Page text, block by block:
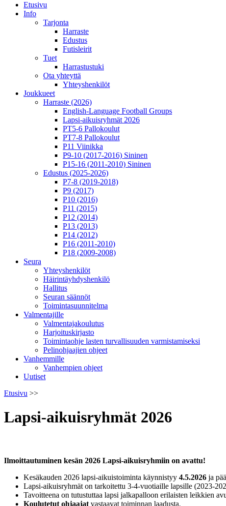
Etusivu
Info
Tarjonta
Harraste
Edustus
Futisleirit
Tuet
Harrastustuki
Ota yhteyttä
Yhteyshenkilöt
Joukkueet
Harraste (2026)
English‑Language Football Groups
Lapsi-aikuisryhmät 2026
PT5-6 Pallokoulut
PT7-8 Pallokoulut
P11 Viinikka
P9-10 (2017-2016) Sininen
P15-16 (2011-2010) Sininen
Edustus (2025-2026)
P7-8 (2019-2018)
P9 (2017)
P10 (2016)
P11 (2015)
P12 (2014)
P13 (2013)
P14 (2012)
P16 (2011-2010)
P18 (2009-2008)
Seura
Yhteyshenkilöt
Häirintä­yhdyshenkilö
Hallitus
Seuran säännöt
Toimintasuunnitelma
Valmentajille
Valmentajakoulutus
Harjoituskirjasto
Toimintaohje lasten turvallisuuden varmistamiseksi
Pelinohjaajien ohjeet
Vanhemmille
Vanhempien ohjeet
Uutiset
Etusivu >>
Lapsi-aikuisryhmät 2026
Ilmoittautuminen kesän 2026 Lapsi-aikuisryhmiin on avattu!
Kesäkauden 2026 lapsi-aikuistoiminta käynnistyy 4.5.2026 ja
Lapsi-aikuisryhmät on tarkoitettu 3-4-vuotiaille lapsille (2023-
Tavoitteena on tutustuttaa lapsi jalkapalloon erilaisten leikkien
Koulutetut ohjaajat vastaavat toiminnan laadusta.